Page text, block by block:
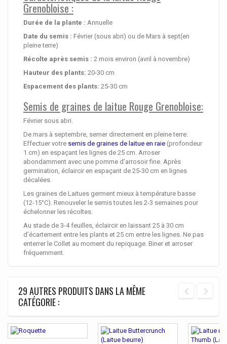
Grenobloise :
Durée de la plante : Annuelle
Date du semis : Février (sous abri) ou de Mars à sept(en
pleine terre)
Récolte après semis : 2 mois environ (avril à novembre)
Hauteur des plants: 20-30 cm
Espacement des plants: 25-30 cm
Semis de graines de laitue Rouge Grenobloise:
Février sous abri.
De mars à septembre, semer directement en pleine terre:
Effectuer votre semis de graines de laitue en raie (profondeur
1 cm) en espaçant les lignes de 25 cm. Arroser
abondamment avec une pomme d'arrosoir fine. Après
germination, éclaircir en espaçant de 25-30 cm en lignes
décalées.
Les graines de Laitues germent mieux à température basse
(12-15°C). Renouveler le semis toutes les 2-3 semaines pour
échelonner les récoltes.
Au stade de 3-4 feuilles, éclaircir en laissant 25 à 30 cm
d’écartement entre les plants et 25 cm entre les lignes. Ne pas
enterrer le Collet au moment du repiquage. Biner et arroser
fréquemment.
29 AUTRES PRODUITS DANS LA MÊME
CATÉGORIE :